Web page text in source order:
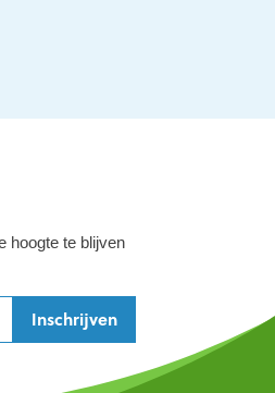
hoogte te blijven
Inschrijven